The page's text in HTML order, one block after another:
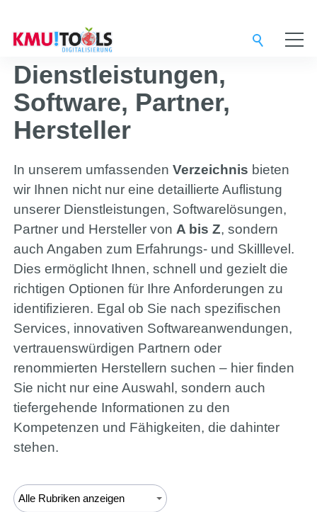
Service-Provider
Digital-Agentur
Support-Team
Lösungen
3CX
Bitrix24
+49 (0) 421 - 989 777 75
Portfolio
Hilfe
Dienstleistungen,
Software, Partner,
Hersteller
In unserem umfassenden Verzeichnis bieten
wir Ihnen nicht nur eine detaillierte Auflistung
unserer Dienstleistungen, Softwarelösungen,
Partner und Hersteller von A bis Z, sondern
auch Angaben zum Erfahrungs- und Skilllevel.
Dies ermöglicht Ihnen, schnell und gezielt die
richtigen Optionen für Ihre Anforderungen zu
identifizieren. Egal ob Sie nach spezifischen
Services, innovativen Softwareanwendungen,
vertrauenswürdigen Partnern oder
renommierten Herstellern suchen – hier finden
Sie nicht nur eine Auswahl, sondern auch
tiefergehende Informationen zu den
Kompetenzen und Fähigkeiten, die dahinter
stehen.